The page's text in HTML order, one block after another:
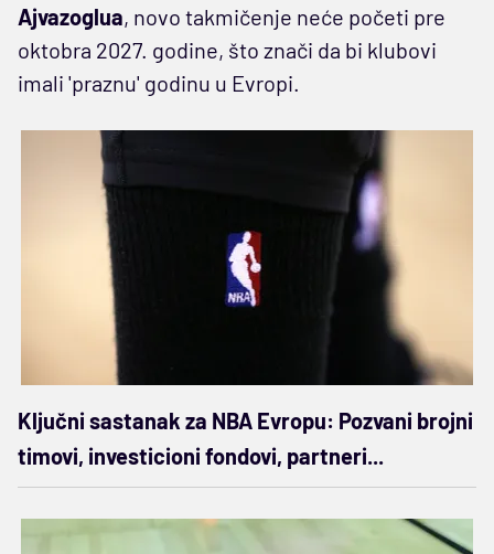
Ajvazoglua, novo takmičenje neće početi pre
oktobra 2027. godine, što znači da bi klubovi
imali 'praznu' godinu u Evropi.
Ključni sastanak za NBA Evropu: Pozvani brojni
timovi, investicioni fondovi, partneri...